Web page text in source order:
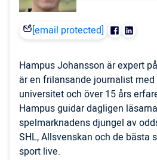
[email protected]
Hampus Johansson är expert
är en frilansande journalist
universitet och över 15 års
Hampus guidar dagligen
spelmarknadens djungel av
SHL, Allsvenskan och de bästa
sport live.